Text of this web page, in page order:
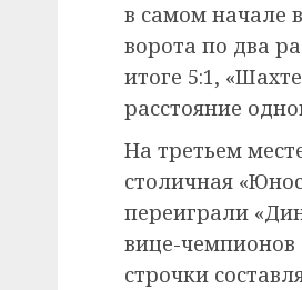
в самом начале
ворота по два
итоге 5:1,
расстояние
На третьем
столичная
переиграли
вице-чемпионов
строчки